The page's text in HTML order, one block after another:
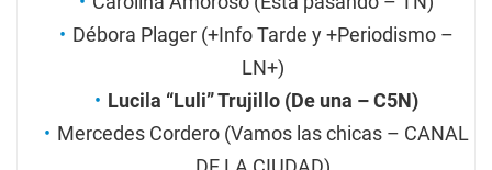
Débora Plager (+Info Tarde y +Periodismo –
LN+)
Lucila “Luli” Trujillo (De una – C5N)
Mercedes Cordero (Vamos las chicas – CANAL